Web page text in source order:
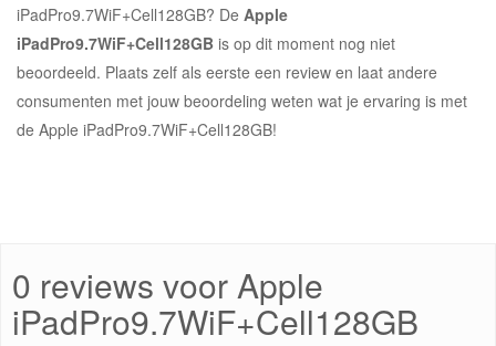
iPadPro9.7WiF+Cell128GB? De Apple
iPadPro9.7WiF+Cell128GB is op dit moment nog niet
beoordeeld. Plaats zelf als eerste een review en laat andere
consumenten met jouw beoordeling weten wat je ervaring is met
de Apple iPadPro9.7WiF+Cell128GB!
0 reviews voor Apple
iPadPro9.7WiF+Cell128GB